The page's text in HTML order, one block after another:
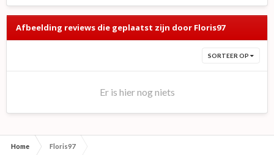
Afbeelding reviews die geplaatst zijn door Floris97
SORTEER OP
Er is hier nog niets
Home Floris97